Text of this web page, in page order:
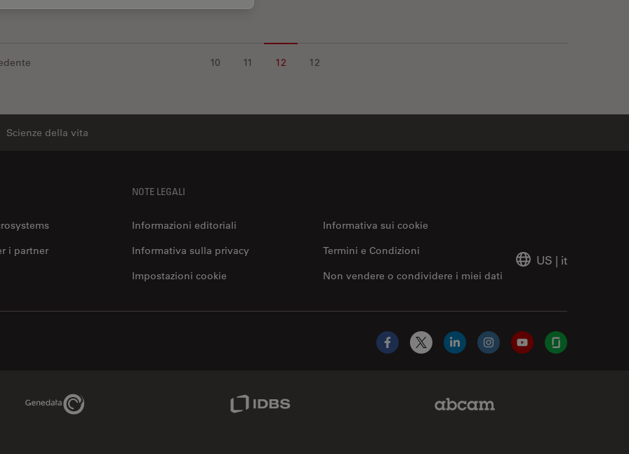
10 11 12 12
Scienze della vita
i partner
NOTE LEGALI
Informazioni editoriali
Informativa sui cookie
Informativa sulla privacy
Non vendere o condividere i miei dati
Termini e Condizioni
Impostazioni cookie
US | it
Facebook
X LinkedInInstagramYouTubeGlassdoor
Genedata Link